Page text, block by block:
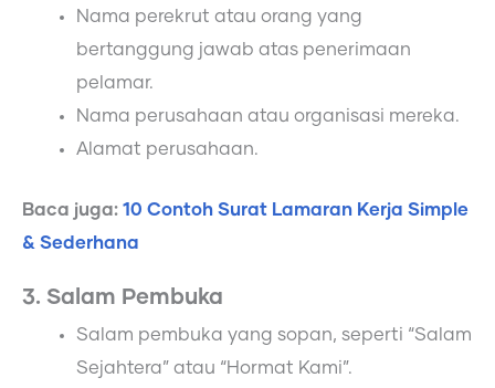
Nama perekrut atau orang yang
bertanggung jawab atas penerimaan
pelamar.
Nama perusahaan atau organisasi mereka.
Alamat perusahaan.
Baca juga: 10 Contoh Surat Lamaran Kerja Simple
& Sederhana
3. Salam Pembuka
Salam pembuka yang sopan, seperti “Salam
Sejahtera” atau “Hormat Kami”.